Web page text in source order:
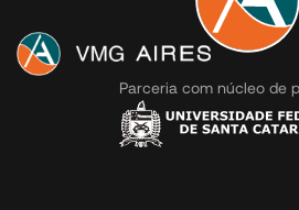
Contato
Parceria com núcleo de